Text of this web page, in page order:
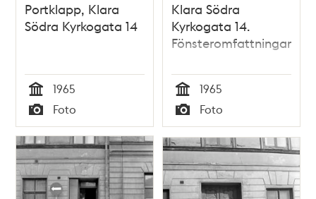
Portklapp, Klara
Södra Kyrkogata 14
Tid
1965
Typ
Foto
Klara Södra
Kyrkogata 14.
Fönsteromfattningar
Tid
1965
Typ
Foto